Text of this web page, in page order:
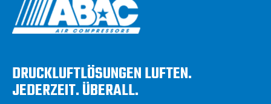
DRUCKLUFTLÖSUNGEN LUFTEN.
JEDERZEIT. ÜBERALL.